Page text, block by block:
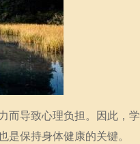
而导致心理负担。因此，学
保持身体健康的关键。